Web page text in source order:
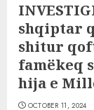
shqiptar
shitur
famëkeq
hija e
OCTOBER 11, 2024